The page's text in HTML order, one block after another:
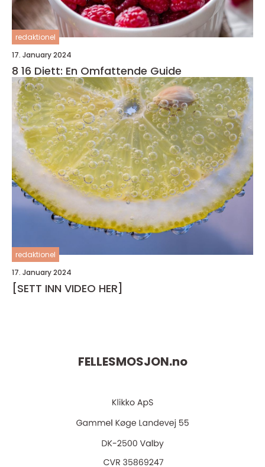
redaktionel
17. January 2024
8 16 Diett: En Omfattende Guide
redaktionel
17. January 2024
[SETT INN VIDEO HER]
FELLESMOSJON.no